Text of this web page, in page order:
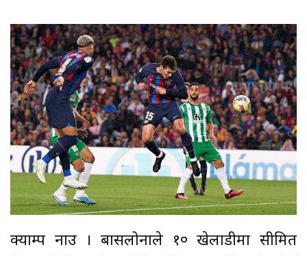
क्याम्प नाउ । बार्सिलोनाले १० खेलाडीमा सीमित